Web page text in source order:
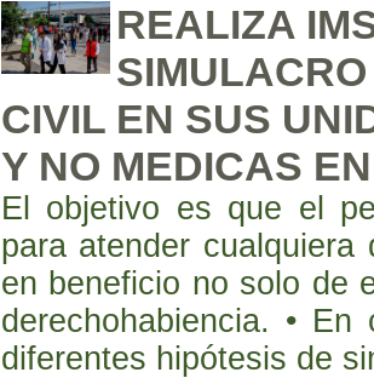
REALIZA
CIVIL EN SUS
Y NO MEDICAS
El objetivo es que el
para atender
en beneficio no solo de
derechohabiencia. •
diferentes hipótesis de